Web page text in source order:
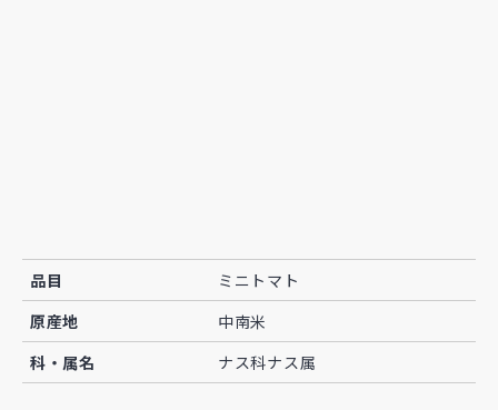
品目
ミニトマト
原産地
中南米
科・属名
ナス科ナス属